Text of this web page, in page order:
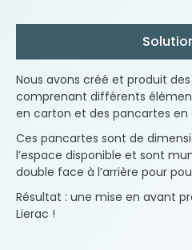
Nous avons créé et produit des
comprenant différents
en carton et des pancartes
Ces pancartes sont de
l’espace disponible et sont
double face à l’arrière pour
Résultat : une mise en avant
Lierac !